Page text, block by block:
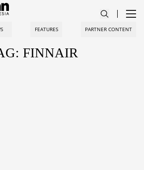
FEATURES PARTNER CONTENT
FINNAIR